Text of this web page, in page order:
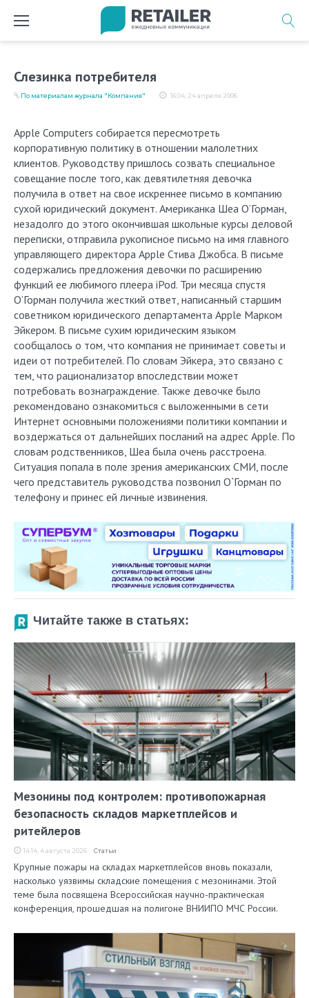
Слезинка потребителя
16:04, 24 апреля 2006
По материалам журнала "Компания"
Apple Computers собирается пересмотреть
корпоративную политику в отношении малолетних
клиентов. Руководству пришлось созвать специальное
совещание после того, как девятилетняя девочка
получила в ответ на свое искреннее письмо в компанию
сухой юридический документ. Американка Шеа О’Горман,
незадолго до этого окончившая школьные курсы деловой
переписки, отправила рукописное письмо на имя главного
управляющего директора Apple Стива Джобса. В письме
содержались предложения девочки по расширению
функций ее любимого плеера iPod. Три месяца спустя
О’Горман получила жесткий ответ, написанный старшим
советником юридического департамента Apple Марком
Эйкером. В письме сухим юридическим языком
сообщалось о том, что компания не принимает советы и
идеи от потребителей. По словам Эйкера, это связано с
тем, что рационализатор впоследствии может
потребовать вознаграждение. Также девочке было
рекомендовано ознакомиться с выложенными в сети
Интернет основными положениями политики компании и
воздержаться от дальнейших посланий на адрес Apple. По
словам родственников, Шеа была очень расстроена.
Ситуация попала в поле зрения американских СМИ, после
чего представитель руководства позвонил О`Горман по
телефону и принес ей личные извинения.
Читайте также в статьях:
Мезонины под контролем: противопожарная
безопасность складов маркетплейсов и
ритейлеров
14:14, 4 августа 2026 Статьи
Крупные пожары на складах маркетплейсов вновь показали,
насколько уязвимы складские помещения с мезонинами. Этой
теме была посвящена Всероссийская научно-практическая
конференция, прошедшая на полигоне ВНИИПО МЧС России.